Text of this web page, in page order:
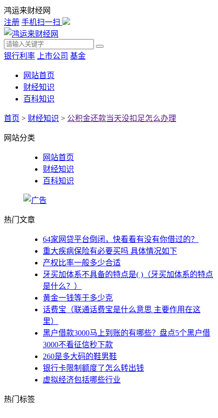
鸿运来财经网
注册 手机扫一扫
银行利率 上市公司 基金
网站首页
财经知识
百科知识
首页 > 财经知识 > 公积金还款当天没扣足怎么办理
网站分类
网站首页
财经知识
百科知识
热门文章
64家网贷平台倒闭，快看看有没有你借过的？
重大疾病保险有必要买吗 具体情况如下
产权比率一般多少合适
牙买加体系不具备的特点是( )（牙买加体系的特点
是什么？）
黄金一钱等于多少克
话费宝（联通话费宝是什么意思 主要作用在这
里）
黑户借款3000马上到账的有哪些？盘点5个黑户借
3000不看征信秒下款
260是多大码的鞋男鞋
银行卡限制额度了怎么转出钱
虚拟经济包括哪些行业
热门标签